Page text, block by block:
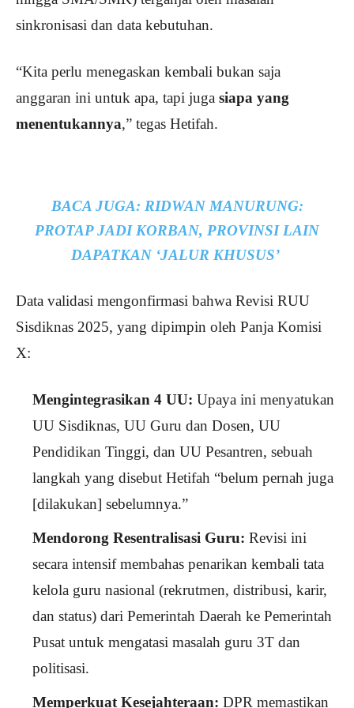
sinkronisasi dan data kebutuhan.
“Kita perlu menegaskan kembali bukan saja
anggaran ini untuk apa, tapi juga siapa yang
menentukannya,” tegas Hetifah.
BACA JUGA: RIDWAN MANURUNG:
PROTAP JADI KORBAN, PROVINSI LAIN
DAPATKAN ‘JALUR KHUSUS’
Data validasi mengonfirmasi bahwa Revisi RUU
Sisdiknas 2025, yang dipimpin oleh Panja Komisi
X:
Mengintegrasikan 4 UU: Upaya ini menyatukan
UU Sisdiknas, UU Guru dan Dosen, UU
Pendidikan Tinggi, dan UU Pesantren, sebuah
langkah yang disebut Hetifah “belum pernah juga
[dilakukan] sebelumnya.”
Mendorong Resentralisasi Guru: Revisi ini
secara intensif membahas penarikan kembali tata
kelola guru nasional (rekrutmen, distribusi, karir,
dan status) dari Pemerintah Daerah ke Pemerintah
Pusat untuk mengatasi masalah guru 3T dan
politisasi.
Memperkuat Kesejahteraan: DPR memastikan